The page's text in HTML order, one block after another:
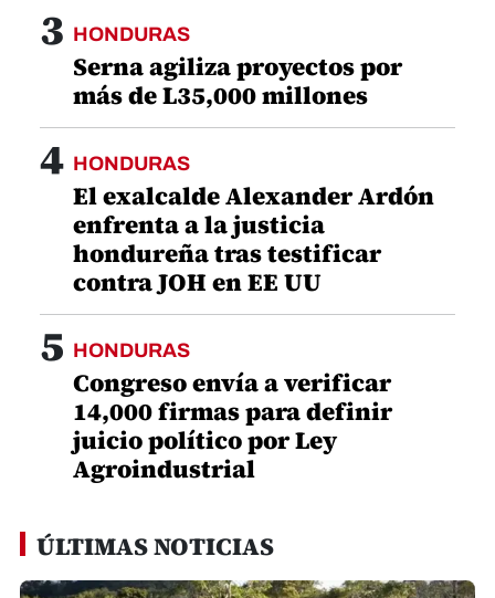
3 HONDURAS
Serna agiliza proyectos por
más de L35,000 millones
4 HONDURAS
El exalcalde Alexander Ardón
enfrenta a la justicia
hondureña tras testificar
contra JOH en EE UU
5 HONDURAS
Congreso envía a verificar
14,000 firmas para definir
juicio político por Ley
Agroindustrial
ÚLTIMAS NOTICIAS